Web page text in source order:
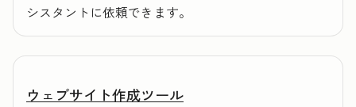
シスタントに依頼できます。
ウェブサイト作成ツール